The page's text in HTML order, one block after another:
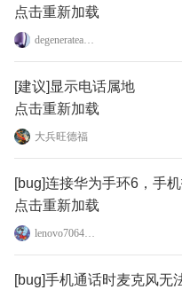
点击重新加载
degenerateangel163
[建议]显示电话属地
点击重新加载
大兵旺德福
[bug]连接华为手环6，手
点击重新加载
lenovo70644993
[bug]手机通话时麦克风无